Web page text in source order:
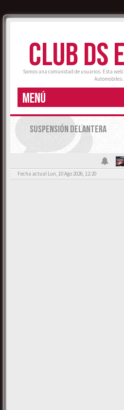
CLUB DS
Somos una comunidad de usuarios. Esta
Automobiles.
MENÚ
SUSPENSIÓN DELANTERA
Fecha actual Lun, 10 Ago 2026, 12:20